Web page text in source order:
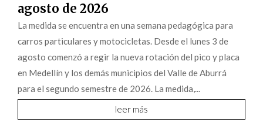
agosto de 2026
La medida se encuentra en una semana pedagógica para
carros particulares y motocicletas. Desde el lunes 3 de
agosto comenzó a regir la nueva rotación del pico y placa
en Medellín y los demás municipios del Valle de Aburrá
para el segundo semestre de 2026. La medida,...
leer más